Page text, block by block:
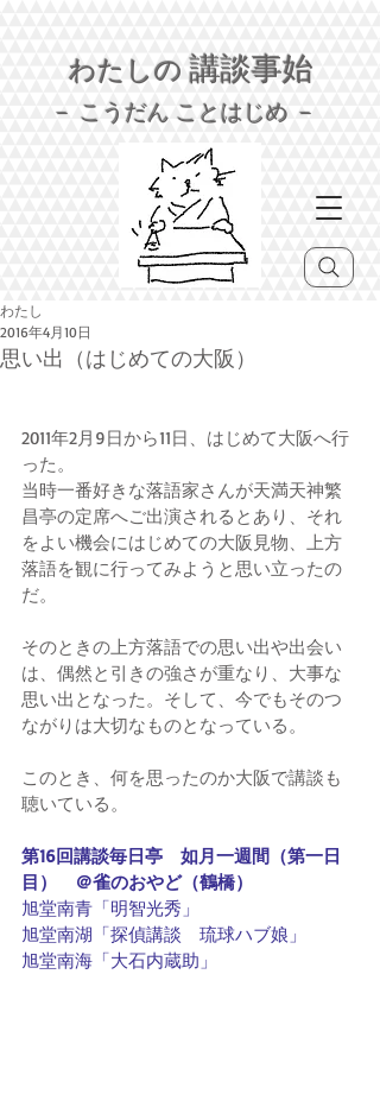
わたしの講談事始
－ こうだん ことはじめ －
思い出（はじめての大阪）
わたし
2016年4月10日
2011年2月9日から11日、はじめて大阪へ行
った。
当時一番好きな落語家さんが天満天神繁
昌亭の定席へご出演されるとあり、それ
をよい機会にはじめての大阪見物、上方
落語を観に行ってみようと思い立ったの
だ。
そのときの上方落語での思い出や出会い
は、偶然と引きの強さが重なり、大事な
思い出となった。そして、今でもそのつ
ながりは大切なものとなっている。
このとき、何を思ったのか大阪で講談も
聴いている。
第16回講談毎日亭　如月一週間（第一日
目）　＠雀のおやど（鶴橋）
旭堂南青「明智光秀」
旭堂南湖「探偵講談　琉球ハブ娘」
旭堂南海「大石内蔵助」